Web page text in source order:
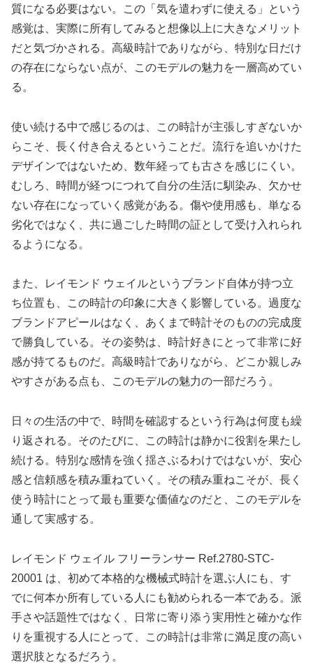
質になる必要はない。この「気を遣わずに使える」という
感覚は、実際に所有してみると想像以上に大きなメリット
だと気づかされる。高級時計でありながら、特別な日だけ
の存在にならない点が、このモデルの魅力を一層高めてい
る。
使い続ける中で感じるのは、この時計が主張しすぎないか
らこそ、長く付き合えるということだ。流行を追いかけた
デザインではないため、数年経っても古さを感じにくい。
むしろ、時間が経つにつれて自分の生活に馴染み、欠かせ
ない存在になっていく感覚がある。傷や使用感も、単なる
劣化ではなく、共に過ごした時間の証として受け入れられ
るようになる。
また、レイモンド ウェイルというブランド自体が持つ立
ち位置も、この時計の印象に大きく影響している。過度な
ブランドアピールはなく、あくまで時計そのものの完成度
で勝負している。その姿勢は、時計好きにとって非常に好
感が持てるものだ。高級時計でありながら、どこか親しみ
やすさがある点も、このモデルの魅力の一部だろう。
日々の生活の中で、時間を確認するという行為は何度も繰
り返される。そのたびに、この時計は静かに役割を果たし
続ける。特別な感情を強く揺さぶるわけではないが、安心
感と信頼感を積み重ねていく。その積み重ねこそが、長く
使う時計にとって最も重要な価値なのだと、このモデルを
通して実感する。
レイモンド ウェイル フリーランサー Ref.2780-STC-
20001 は、初めて本格的な機械式時計を選ぶ人にも、す
でに何本か所有している人にも勧められる一本である。派
手さや話題性ではなく、日常に寄り添う実用性と確かな作
りを重視する人にとって、この時計は非常に満足度の高い
選択肢となるだろう。